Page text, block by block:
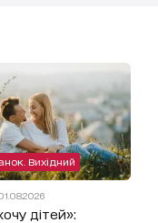
Вихідний
дітей»: